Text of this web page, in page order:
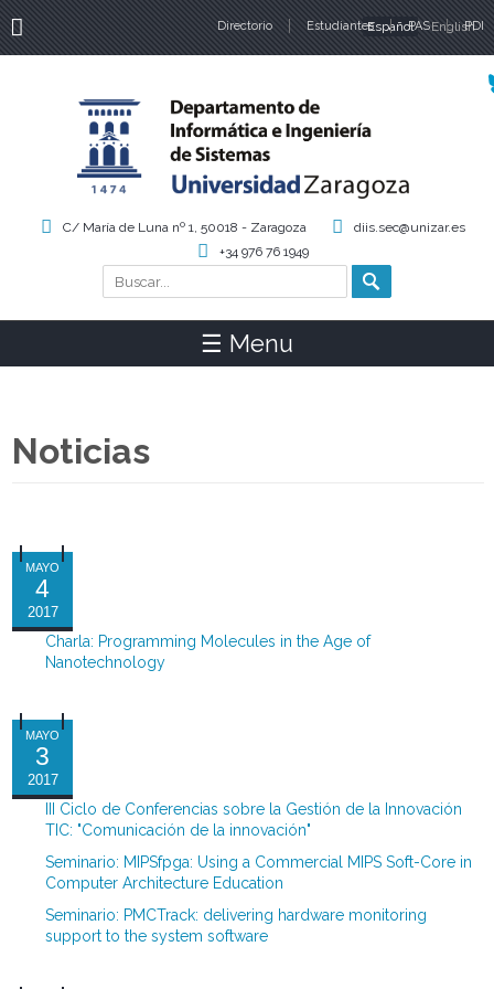
Directorio Estudiantes PAS PDI
Idiomas
Español English
Formulario de búsqueda
Buscar
C/ María de Luna nº 1, 50018 - Zaragoza
diis.sec@unizar.es
+34 976 76 1949
☰ Menu
Noticias
MAYO
4
2017
Charla: Programming Molecules in the Age of
Nanotechnology
MAYO
3
2017
III Ciclo de Conferencias sobre la Gestión de la Innovación
TIC: "Comunicación de la innovación"
Seminario: MIPSfpga: Using a Commercial MIPS Soft-Core in
Computer Architecture Education
Seminario: PMCTrack: delivering hardware monitoring
support to the system software